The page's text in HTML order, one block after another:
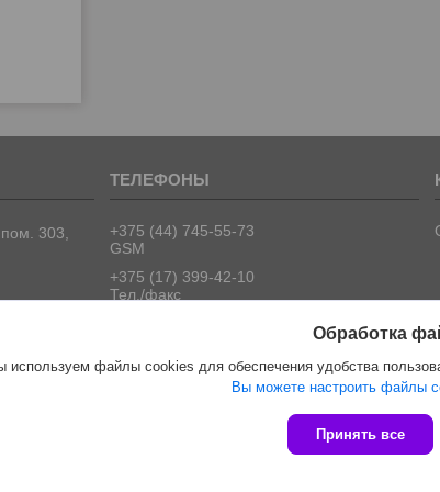
303,
+375 (44) 745-55-73
GSM
+375 (17) 399-42-10
Тел./факс
Сайт создан на
Политика
Обработка
используем файлы cookies для обеспечения удобства
Вы можете настроить файлы
Принять все